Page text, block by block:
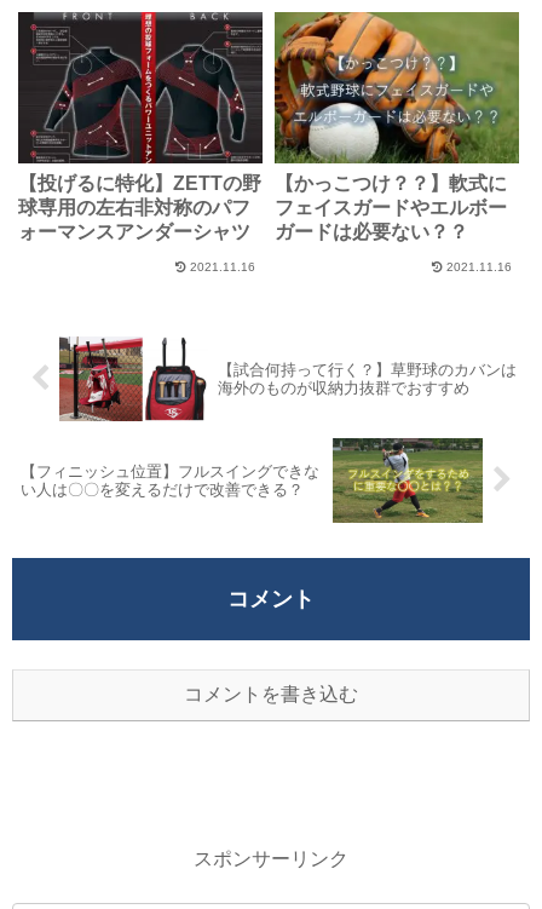
【投げるに特化】ZETTの野
球専用の左右非対称のパフ
ォーマンスアンダーシャツ
2021.11.16
【かっこつけ？？】軟式に
フェイスガードやエルボー
ガードは必要ない？？
2021.11.16
【試合何持って行く？】草野球のカバンは
海外のものが収納力抜群でおすすめ
【フィニッシュ位置】フルスイングできな
い人は〇〇を変えるだけで改善できる？
コメント
コメントを書き込む
スポンサーリンク